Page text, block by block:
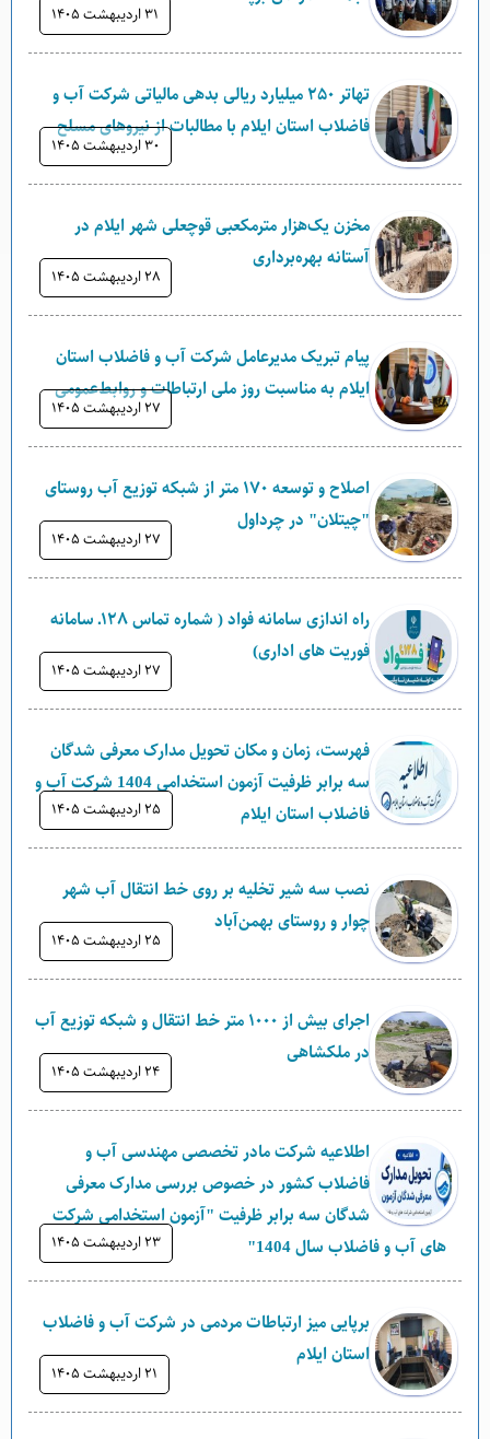
۳۱ ارديبهشت ۱۴۰۵
تهاتر ۲۵۰ میلیارد ریالی بدهی مالیاتی شرکت آب و
فاضلاب استان ایلام با مطالبات از نیروهای مسلح
۳۰ ارديبهشت ۱۴۰۵
مخزن یک‌هزار مترمکعبی قوچعلی شهر ایلام در
آستانه بهره‌برداری
۲۸ ارديبهشت ۱۴۰۵
پیام تبریک مدیرعامل شرکت آب و فاضلاب استان
ایلام به مناسبت روز ملی ارتباطات و روابط‌عمومی
۲۷ ارديبهشت ۱۴۰۵
اصلاح و توسعه ۱۷۰ متر از شبکه توزیع آب روستای
"چیتلان" در چرداول
۲۷ ارديبهشت ۱۴۰۵
راه اندازی سامانه فواد ( شماره تماس ۱۲۸ـ سامانه
فوریت های اداری)
۲۷ ارديبهشت ۱۴۰۵
فهرست، زمان و مکان تحویل مدارک معرفی شدگان
سه برابر ظرفیت آزمون استخدامی 1404 شرکت آب و
فاضلاب استان ایلام
۲۵ ارديبهشت ۱۴۰۵
نصب سه شیر تخلیه بر روی خط انتقال آب شهر
چوار و روستای بهمن‌آباد
۲۵ ارديبهشت ۱۴۰۵
اجرای بیش از ۱۰۰۰ متر خط انتقال و شبکه توزیع آب
در ملکشاهی
۲۴ ارديبهشت ۱۴۰۵
اطلاعیه شرکت مادر تخصصی مهندسی آب و
فاضلاب کشور در خصوص بررسی مدارک معرفی
شدگان سه برابر ظرفیت "آزمون استخدامی شرکت
های آب و فاضلاب سال 1404"
۲۳ ارديبهشت ۱۴۰۵
برپایی میز ارتباطات مردمی در شرکت آب و فاضلاب
استان ایلام
۲۱ ارديبهشت ۱۴۰۵